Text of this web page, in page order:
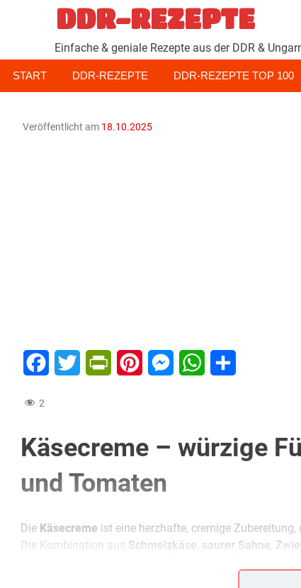
Zum
Inhalt
springen
DDR-REZEPTE
Einfache & geniale Rezepte aus der DDR &
START DDR-REZEPTE DDR-REZEPTE TOP 100
Veröffentlicht am 18.10.2025
FacebookTwitter PrintFriendly
PinterestMessengerWhatsApp
2
Käsecreme – würzige
und Tomaten
Die Käsecreme ist eine herzhafte, cremige
Die Kombination aus Schmelzkäse saurer Sahne